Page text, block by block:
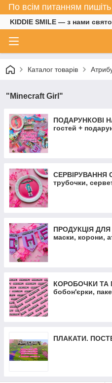
По всім питанням
KIDDIE SMILE — з нами
Каталог товарів
"Minecraft Girl"
ПОДАРУНКОВІ
гостей +
СЕРВІРУВАННЯ
трубочки,
ПРОДУКЦІЯ ДЛЯ
маски, корони,
КОРОБОЧКИ ТА
бобон'єрки,
ПЛАКАТИ.